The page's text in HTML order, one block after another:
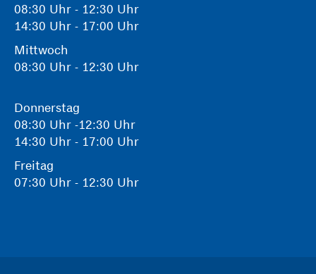
08:30 Uhr - 12:30 Uhr
14:30 Uhr - 17:00 Uhr
Mittwoch
08:30 Uhr - 12:30 Uhr
Donnerstag
08:30 Uhr -12:30 Uhr
14:30 Uhr - 17:00 Uhr
Freitag
07:30 Uhr - 12:30 Uhr